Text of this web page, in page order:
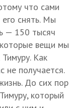
что сами
снять. Мы
— 150 тысяч
вещи мы
Как
не получается.
До сих пор
который